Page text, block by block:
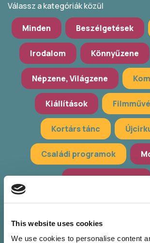
This website uses cookies
We use cookies to personalise content
Válassz a kategóriák közül
Minden Beszélgetések
Irodalom Könnyűzene
Népzene, Világzene
Kiállítások
Kortárs tánc
Családi programok
Hagyományőrzés
Workshop, előadások Zöld